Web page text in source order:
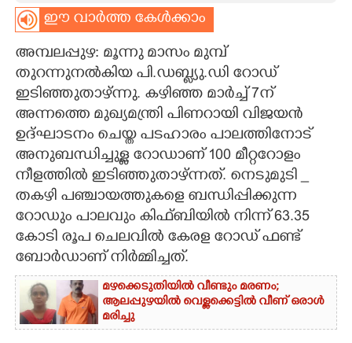
CARTOONS
LITERATURE
ZOOM
CONTACT US
ഈ വാർത്ത കേൾക്കാം
അമ്പലപ്പുഴ: മൂന്നു മാസം മുമ്പ്
തുറന്നുനൽകിയ പി.ഡബ്ല്യു.ഡി റോഡ്
ഇടിഞ്ഞുതാഴ്ന്നു. കഴിഞ്ഞ മാർച്ച് 7ന്
അന്നത്തെ മുഖ്യമന്ത്രി പിണറായി വിജയൻ
ഉദ്ഘാടനം ചെയ്ത പടഹാരം പാലത്തിനോട്
അനുബന്ധിച്ചുള്ള റോഡാണ് 100 മീറ്ററോളം
നീളത്തിൽ ഇടിഞ്ഞുതാഴ്ന്നത്. നെടുമുടി _
തകഴി പഞ്ചായത്തുകളെ ബന്ധിപ്പിക്കുന്ന
റോഡും പാലവും കിഫ്ബിയിൽ നിന്ന് 63.35
കോടി രൂപ ചെലവിൽ കേരള റോഡ് ഫണ്ട്
ബോർഡാണ് നിർമ്മിച്ചത്.
മഴക്കെടുതിയിൽ വീണ്ടും മരണം;
ആലപ്പുഴയിൽ വെള്ളക്കെട്ടിൽ വീണ് ഒരാൾ
മരിച്ചു